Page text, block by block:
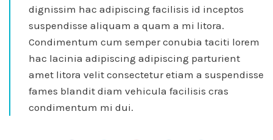
dignissim hac adipiscing facilisis id inceptos
suspendisse aliquam a quam a mi litora.
Condimentum cum semper conubia taciti lorem
hac lacinia adipiscing adipiscing parturient
amet litora velit consectetur etiam a suspendisse
fames blandit diam vehicula facilisis cras
condimentum mi dui.